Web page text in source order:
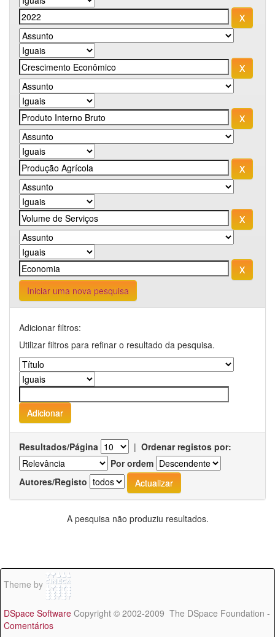
Iniciar uma nova pesquisa
Adicionar filtros:
Utilizar filtros para refinar o resultado da pesquisa.
Resultados/Página | Ordenar registos por:
Por ordem
Autores/Registo
A pesquisa não produziu resultados.
Theme by
DSpace Software Copyright © 2002-2009 The DSpace Foundation -
Comentários